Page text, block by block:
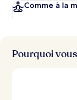
Comme à la
Pourquoi